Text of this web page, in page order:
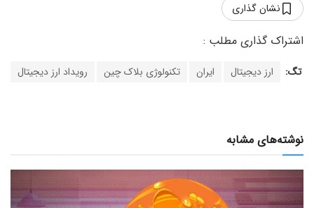
نشان گذاری
تگ: ارز دیجیتال ایران تکنولوژی بلاک چین رویداد ارز دیجیتال
نوشته‌های مشابه